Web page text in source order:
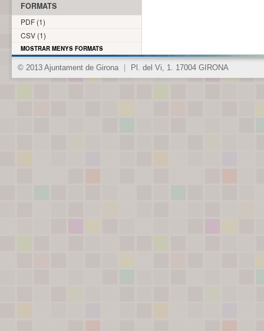
FORMATS
PDF (1)
CSV (1)
MOSTRAR MENYS FORMATS
© 2013 Ajuntament de Girona Pl. del Vi, 1. 17004 GIRONA